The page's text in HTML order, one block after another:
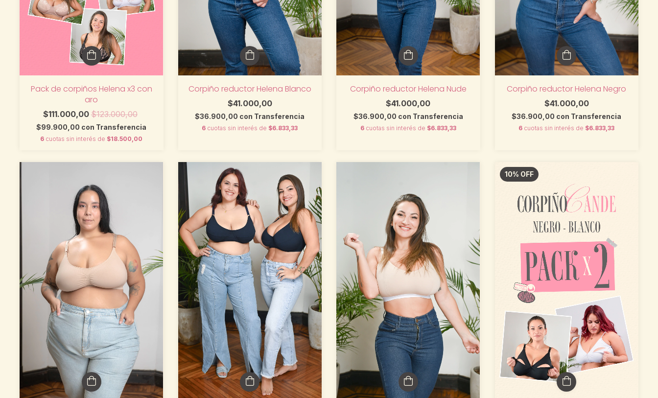
Pack de corpiños Helena x3 con
aro
$111.000,00 $123.000,00
$99.900,00 con Transferencia
6 cuotas sin interés de $18.500,00
Corpiño reductor Helena Blanco
$41.000,00
$36.900,00 con Transferencia
6 cuotas sin interés de $6.833,33
Corpiño reductor Helena Nude
$41.000,00
$36.900,00 con Transferencia
6 cuotas sin interés de $6.833,33
Corpiño reductor Helena Negro
$41.000,00
$36.900,00 con Transferencia
6 cuotas sin interés de $6.833,33
10% OFF